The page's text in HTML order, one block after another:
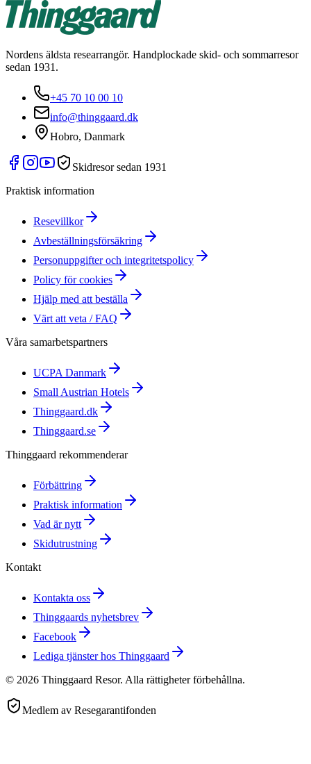
Nordens äldsta researrangör. Handplockade skid- och sommarresor
sedan 1931.
+45 70 10 00 10
info@thinggaard.dk
Hobro, Danmark
Skidresor sedan 1931
Praktisk information
Resevillkor
Avbeställningsförsäkring
Personuppgifter och integritetspolicy
Policy för cookies
Hjälp med att beställa
Värt att veta / FAQ
Våra samarbetspartners
UCPA Danmark
Small Austrian Hotels
Thinggaard.dk
Thinggaard.se
Thinggaard rekommenderar
Förbättring
Praktisk information
Vad är nytt
Skidutrustning
Kontakt
Kontakta oss
Thinggaards nyhetsbrev
Facebook
Lediga tjänster hos Thinggaard
© 2026 Thinggaard Resor. Alla rättigheter förbehållna.
Medlem av Resegarantifonden